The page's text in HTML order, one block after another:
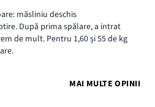
măsliniu deschis
După prima spălare, a intrat
de mult. Pentru 1,60 și 55 de kg
MAI MULTE OPINII